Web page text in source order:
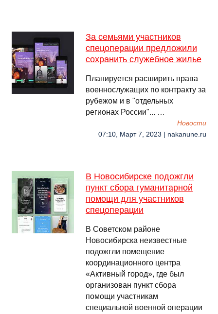
За семьями участников
спецоперации предложили
сохранить служебное жилье
Планируется расширить права
военнослужащих по контракту за
рубежом и в "отдельных
регионах России"... …
Новости
07:10, Март 7, 2023 | nakanune.ru
В Новосибирске подожгли
пункт сбора гуманитарной
помощи для участников
спецоперации
В Советском районе
Новосибирска неизвестные
подожгли помещение
координационного центра
«Активный город», где был
организован пункт сбора
помощи участникам
специальной военной операции